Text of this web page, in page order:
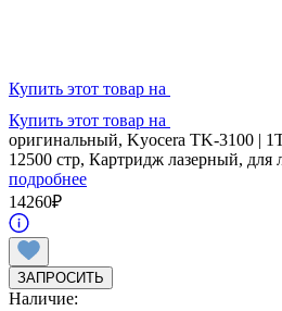
Купить этот товар на
Купить этот товар на
оригинальный, Kyocera TK-3100 |
12500 стр, Картридж лазерный, для
подробнее
14260₽
ЗАПРОСИТЬ
Наличие: